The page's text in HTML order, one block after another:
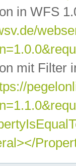
in WFS
mit Filter